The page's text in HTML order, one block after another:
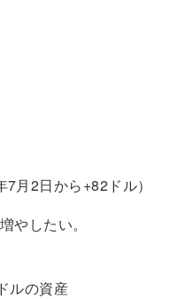
2日から+82ドル）
したい。
の資産